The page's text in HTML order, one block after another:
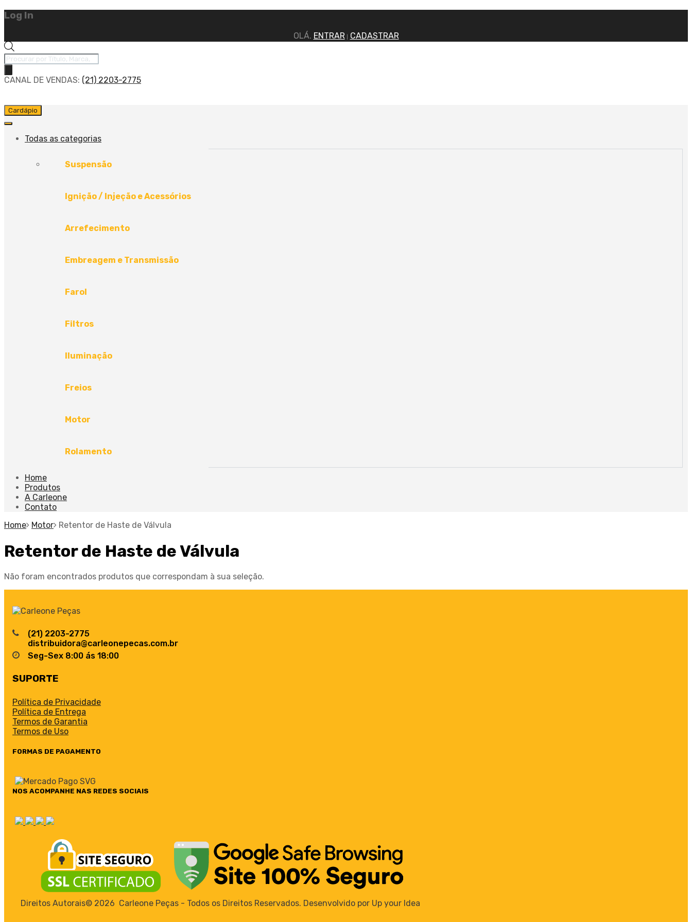
Log In
OLÁ. ENTRAR CADASTRAR
CANAL DE VENDAS: (21) 2203-2775
Cardápio
Todas as categorias
Suspensão
Ignição / Injeção e Acessórios
Arrefecimento
Embreagem e Transmissão
Farol
Filtros
Iluminação
Freios
Motor
Rolamento
Home
Produtos
A Carleone
Contato
Home
Motor Retentor de Haste de Válvula
Retentor de Haste de Válvula
Não foram encontrados produtos que correspondam à sua seleção.
(21) 2203-2775
distribuidora@carleonepecas.com.br
Seg-Sex 8:00 ás 18:00
SUPORTE
Política de Privacidade
Política de Entrega
Termos de Garantia
Termos de Uso
FORMAS DE PAGAMENTO
NOS ACOMPANHE NAS REDES SOCIAIS
Direitos Autorais© 2026 Carleone Peças - Todos os Direitos Reservados. Desenvolvido por Up your Idea